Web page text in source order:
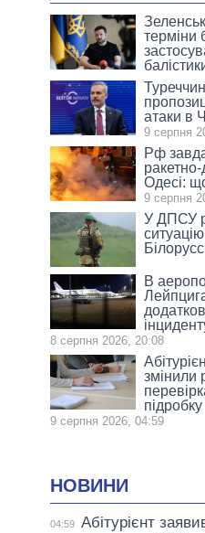
терміни
атаки в
9 серпня
Рф
Одесі:
9 серпня
У ДПСУ
В
8 серпня 2026, 20:08
змінили
9 серпня 2026, 04:59
НОВИНИ
04:59 Абітурієнт